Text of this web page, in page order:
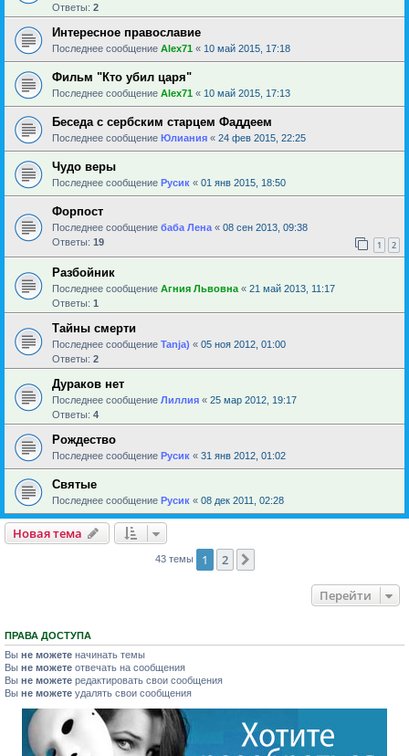
Ответы: 2
Интересное православие
Последнее сообщение Alex71 « 10 май 2015, 17:18
Фильм "Кто убил царя"
Последнее сообщение Alex71 « 10 май 2015, 17:13
Беседа с сербским старцем Фаддеем
Последнее сообщение Юлиания « 24 фев 2015, 22:25
Чудо веры
Последнее сообщение Русик « 01 янв 2015, 18:50
Форпост
Последнее сообщение баба Лена « 08 сен 2013, 09:38
Ответы: 19 1 2
Разбойник
Последнее сообщение Агния Львовна « 21 май 2013, 11:17
Ответы: 1
Тайны смерти
Последнее сообщение Tanja) « 05 ноя 2012, 01:00
Ответы: 2
Дураков нет
Последнее сообщение Лиллия « 25 мар 2012, 19:17
Ответы: 4
Рождество
Последнее сообщение Русик « 31 янв 2012, 01:02
Святые
Последнее сообщение Русик « 08 дек 2011, 02:28
Новая тема
43 темы 1 2
Перейти
ПРАВА ДОСТУПА
Вы не можете начинать темы
Вы не можете отвечать на сообщения
Вы не можете редактировать свои сообщения
Вы не можете удалять свои сообщения